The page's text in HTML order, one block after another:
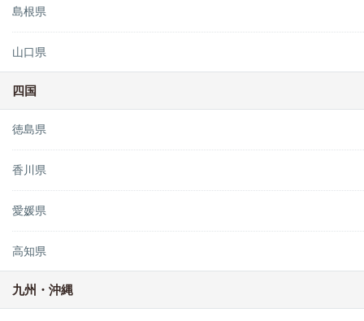
島根県
山口県
四国
徳島県
香川県
愛媛県
高知県
九州・沖縄